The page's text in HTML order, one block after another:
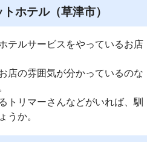
ホテル（草津市）
テルサービスをやっているお店
店の雰囲気が分かっているのな
トリマーさんなどがいれば、馴
うか。